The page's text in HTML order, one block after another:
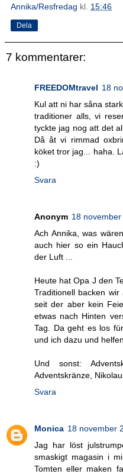
Annika/Resfredag kl. 15:46
Dela
7 kommentarer:
FREEDOMtravel 18
Kul att ni har såna
traditioner alls, vi
tyckte jag nog att det
Då åt vi rimmad
köket tror jag... haha.
:)
Svara
Anonym 18
Ach Annika, was
auch hier so ein
der Luft ...
Heute hat Opa J den
Traditionell backen
seit der aber kein
etwas nach Hinten
Tag. Da geht es los
und ich dazu und
Und sonst:
Adventskränze,
Svara
Monica 18 november
Jag har löst
smaskigt magasin i
Tomten eller maken